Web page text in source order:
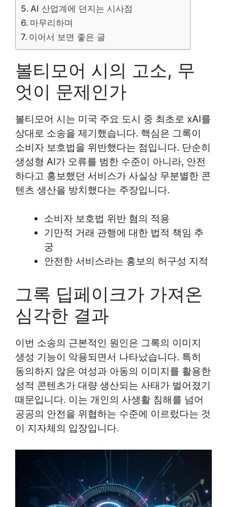
AI 산업계에 던지는 시사점
마무리하며
이어서 보면 좋은 글
볼티모어 시의 고소, 무
엇이 문제인가
볼티모어 시는 미국 주요 도시 중 최초로 xAI를
상대로 소송을 제기했습니다. 핵심은 그록이
소비자 보호법을 위반했다는 점입니다. 단순히
생성형 AI가 오류를 범한 수준이 아니라, 안전
하다고 홍보했던 서비스가 사실상 무분별한 콘
텐츠 생산을 방치했다는 주장입니다.
소비자 보호법 위반 혐의 적용
기만적 거래 관행에 대한 법적 책임 추
궁
안전한 서비스라는 홍보의 허구성 지적
그록 딥페이크가 가져온
심각한 결과
이번 소송의 근본적인 원인은 그록의 이미지
생성 기능이 악용되면서 나타났습니다. 특히
동의하지 않은 여성과 아동의 이미지를 활용한
성적 콘텐츠가 대량 생산되는 사태가 벌어졌기
때문입니다. 이는 개인의 사생활 침해를 넘어
공공의 안전을 위협하는 수준에 이르렀다는 것
이 지자체의 입장입니다.